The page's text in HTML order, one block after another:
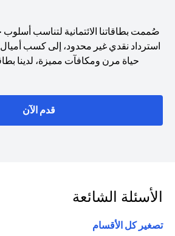
صُممت بطاقاتنا الائتمانية لتناسب
استرداد نقدي غير محدود، إلى كسب
حياة مرن ومكافآت مميزة، لدينا
قدم الآن
الأسئلة الشائعة
تصغير كل الأقسام